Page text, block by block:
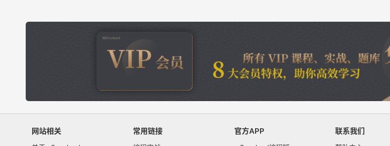
网站相关 常用链接 官方APP 联系我们